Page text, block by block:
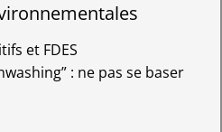
et FDES
: ne pas se baser